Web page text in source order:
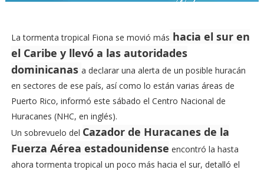
La tormenta tropical Fiona se movió más hacia el sur en
el Caribe y llevó a las autoridades
dominicanas a declarar una alerta de un posible huracán
en sectores de ese país, así como lo están varias áreas de
Puerto Rico, informó este sábado el Centro Nacional de
Huracanes (NHC, en inglés).
Un sobrevuelo del Cazador de Huracanes de la
Fuerza Aérea estadounidense encontró la hasta
ahora tormenta tropical un poco más hacia el sur, detalló el